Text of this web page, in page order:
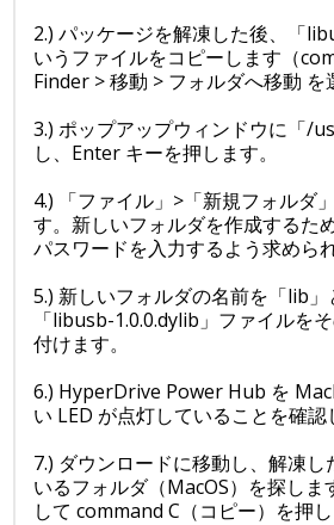
2.) パッケージを解凍した後、「
いうファイルをコピーします（
Finder > 移動 > フォルダへ移動 を
3.) ポップアップウィンドウに「/
し、Enter キーを押します。
4.) 「ファイル」>「新規フォルダ
す。新しいフォルダを作成するた
パスワードを入力するよう求められ
5.) 新しいフォルダの名前を「lib」
「libusb-1.0.0.dylib」ファイルを
付けます。
6.) HyperDrive Power Hub を
い LED が点灯していることを確認
7.) ダウンロードに移動し、解凍し
いるフォルダ（MacOS）を探しま
して command C（コピー）を押し